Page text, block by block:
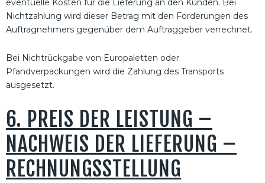
eventuelle Kosten für die Lieferung an den Kunden. Bei
Nichtzahlung wird dieser Betrag mit den Forderungen des
Auftragnehmers gegenüber dem Auftraggeber verrechnet.
Bei Nichtrückgabe von Europaletten oder
Pfandverpackungen wird die Zahlung des Transports
ausgesetzt.
6. PREIS DER LEISTUNG –
NACHWEIS DER LIEFERUNG –
RECHNUNGSSTELLUNG